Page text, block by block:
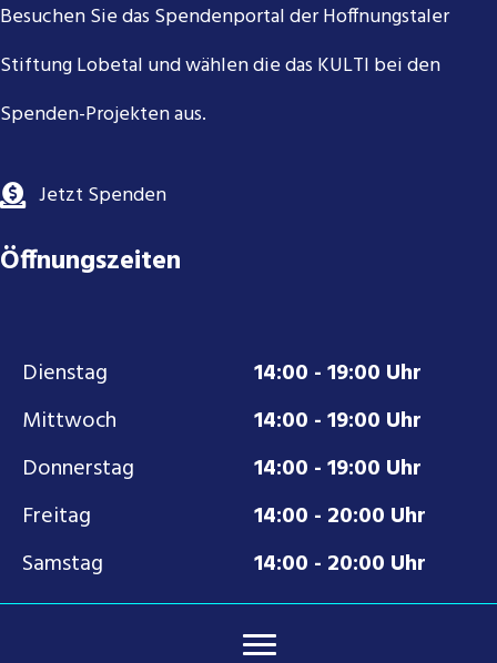
Besuchen Sie das Spendenportal der Hoffnungstaler
Stiftung Lobetal und wählen die das KULTI bei den
Spenden-Projekten aus.
Jetzt Spenden
Öffnungszeiten
Dienstag
14:00 - 19:00 Uhr
Mittwoch
14:00 - 19:00 Uhr
Donnerstag
14:00 - 19:00 Uhr
Freitag
14:00 - 20:00 Uhr
Samstag
14:00 - 20:00 Uhr